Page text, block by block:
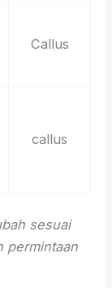
Callus
callus
sesuai
permintaan